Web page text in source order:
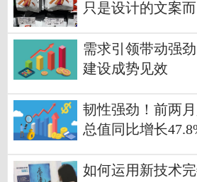
只是设计的文案而
需求引领带动强
建设成势见效
韧性强劲！前两
总值同比增长
如何运用新技术